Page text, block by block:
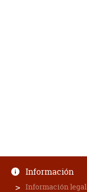
Información
Información legal